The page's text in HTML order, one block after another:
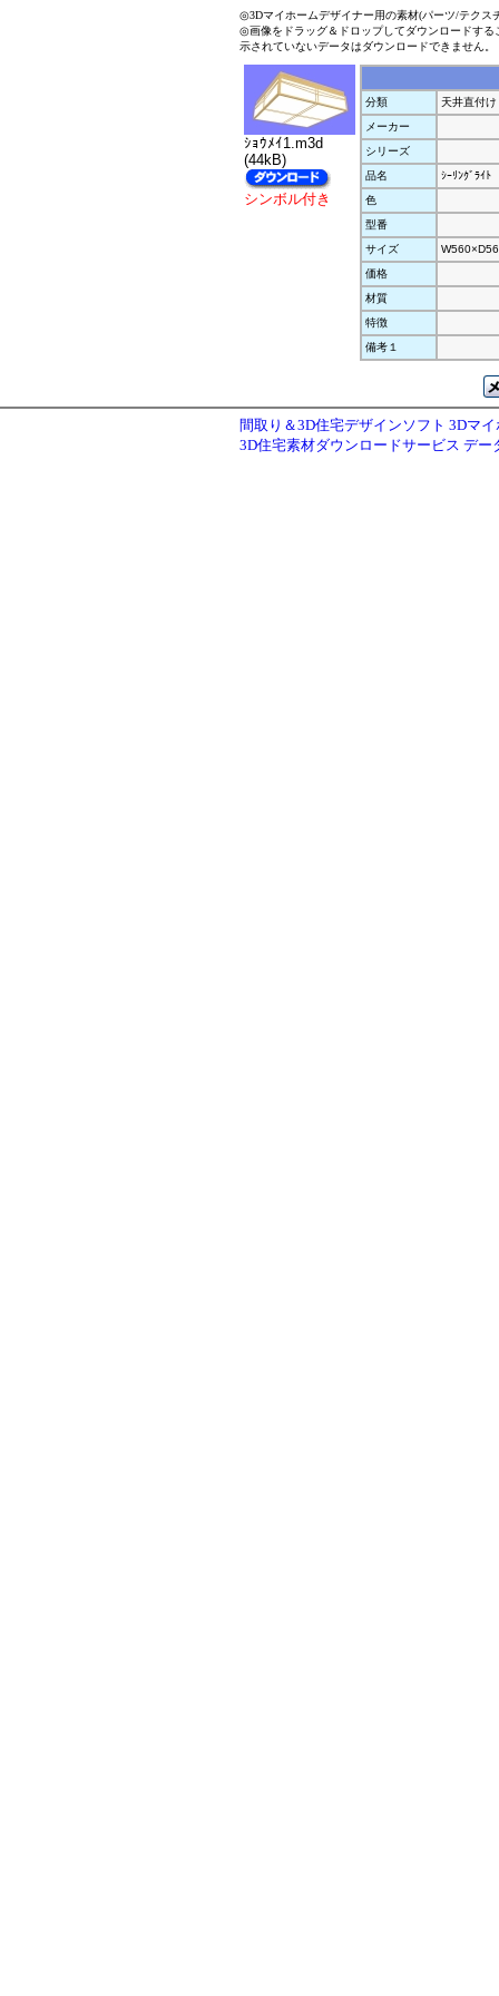
◎3Dマイホームデザイナー用の素材(パーツ/テクス
◎画像をドラッグ＆ドロップしてダウンロードす
示されていないデータはダウンロードできません。
ｼｮｳﾒｲ1.m3d
(44kB)
シンボル付き
分類
天井直付け
メーカー
シリーズ
品名
ｼｰﾘﾝｸﾞﾗｲﾄ
色
型番
サイズ
価格
材質
特徴
備考１
間取り＆3D住宅デザインソフト 3Dマ
3D住宅素材ダウンロードサービス デー